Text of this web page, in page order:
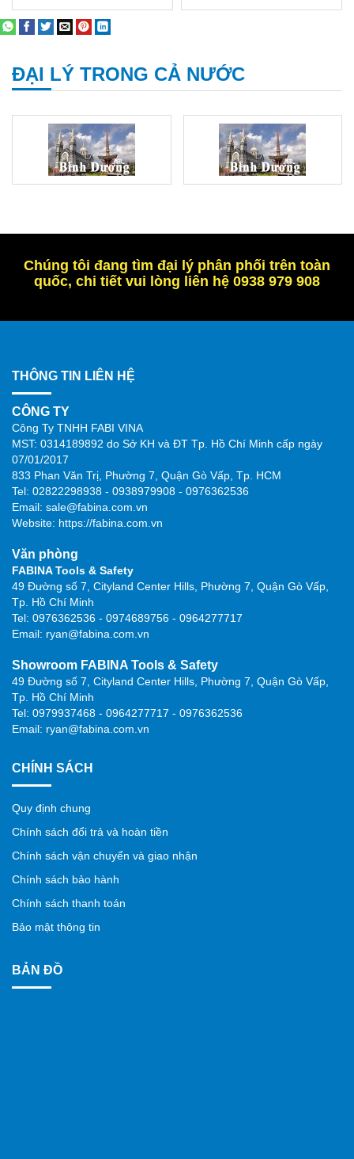
ĐẠI LÝ TRONG CẢ NƯỚC
Chúng tôi đang tìm đại lý phân phối trên toàn
quốc, chi tiết vui lòng liên hệ 0938 979 908
THÔNG TIN LIÊN HỆ
CÔNG TY
Công Ty TNHH FABI VINA
MST: 0314189892 do Sở KH và ĐT Tp. Hồ Chí Minh cấp ngày
07/01/2017
833 Phan Văn Trị, Phường 7, Quận Gò Vấp, Tp. HCM
Tel: 02822298938 - 0938979908 - 0976362536
Email: sale@fabina.com.vn
Website: https://fabina.com.vn
Văn phòng
FABINA Tools & Safety
49 Đường số 7, Cityland Center Hills, Phường 7, Quận Gò Vấp,
Tp. Hồ Chí Minh
Tel: 0976362536 - 0974689756 - 0964277717
Email: ryan@fabina.com.vn
Showroom FABINA Tools & Safety
49 Đường số 7, Cityland Center Hills, Phường 7, Quận Gò Vấp,
Tp. Hồ Chí Minh
Tel: 0979937468 - 0964277717 - 0976362536
Email: ryan@fabina.com.vn
CHÍNH SÁCH
Quy định chung
Chính sách đổi trả và hoàn tiền
Chính sách vận chuyển và giao nhận
Chính sách bảo hành
Chính sách thanh toán
Bảo mật thông tin
BẢN ĐỒ